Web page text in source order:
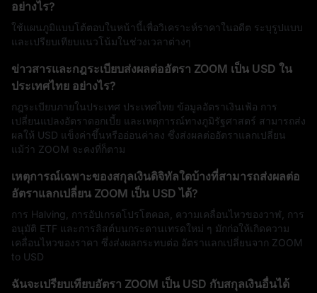
อย่างไร?
ใช้แผนภูมิแบบโต้ตอบในหน้านี้เพื่อวิเคราะห์ราคาในอดีต ระบุรูปแบบ
และเปรียบเทียบแนวโน้มในช่วงเวลาต่างๆ
ข่าวสารและกฎระเบียบส่งผลต่ออัตรา ZOOM เป็น USD ใน
ประเทศไทย อย่างไร?
กฎระเบียบภายในประเทศ ประเทศไทย ข้อมูลอัตราเงินเฟ้อ การ
เปลี่ยนแปลงอัตราดอกเบี้ย และเหตุการณ์ทางภูมิรัฐศาสตร์ สามารถส่ง
ผลให้ USD แข็งค่าขึ้นหรืออ่อนค่าลง ซึ่งส่งผลต่ออัตราแลกเปลี่ยน
แม้ว่า ZOOM จะคงที่ก็ตาม
เหตุการณ์เฉพาะของสกุลเงินดิจิทัลใดบ้างที่สามารถส่งผลต่อ
อัตราแลกเปลี่ยน ZOOM เป็น USD ได้?
การ Halving, การอัปเกรดโปรโตคอล, ความเคลื่อนไหวของวาฬ, การ
อนุมัติ ETF และการลิสต์บนกระดานเทรดใหม่ ๆ มักก่อให้เกิดความ
เคลื่อนไหวของราคา ซึ่งส่งผลกระทบต่อ อัตราแลกเปลี่ยนจาก ZOOM
to USD
ฉันจะเปรียบเทียบอัตรา ZOOM เป็น USD กับสกุลเงินอื่นได้